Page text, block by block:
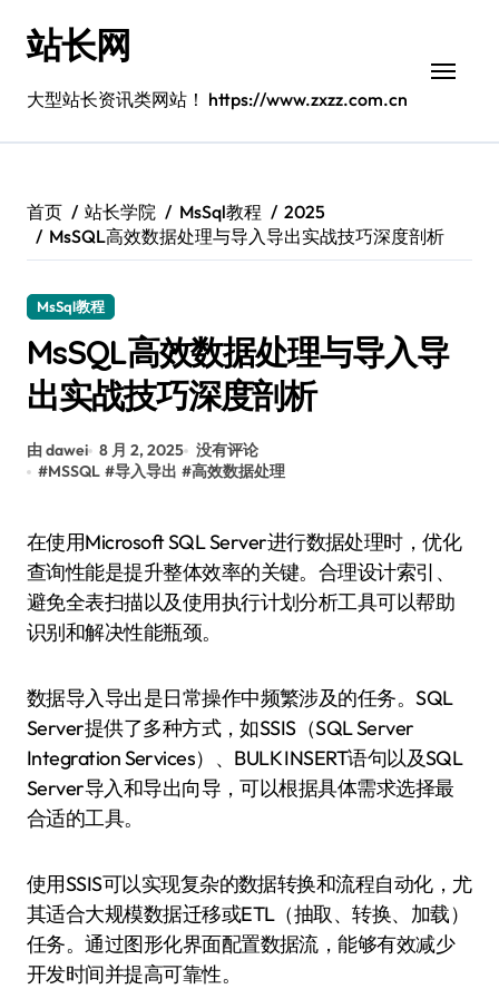
站长网
大型站长资讯类网站！ https://www.zxzz.com.cn
首页 站长学院 MsSql教程
2025
MsSQL高效数据处理与导入导出实战技巧深度剖析
MsSql教程
MsSQL高效数据处理与导入导
出实战技巧深度剖析
由 dawei 8 月 2, 2025 没有评论
#MSSQL #导入导出 #高效数据处理
在使用Microsoft SQL Server进行数据处理时，优化
查询性能是提升整体效率的关键。合理设计索引、
避免全表扫描以及使用执行计划分析工具可以帮助
识别和解决性能瓶颈。
数据导入导出是日常操作中频繁涉及的任务。SQL
Server提供了多种方式，如SSIS（SQL Server
Integration Services）、BULK INSERT语句以及SQL
Server导入和导出向导，可以根据具体需求选择最
合适的工具。
使用SSIS可以实现复杂的数据转换和流程自动化，尤
其适合大规模数据迁移或ETL（抽取、转换、加载）
任务。通过图形化界面配置数据流，能够有效减少
开发时间并提高可靠性。